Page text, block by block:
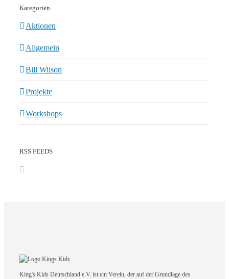
Kategorien
Aktionen
Allgemein
Bill Wilson
Projekte
Workshops
RSS FEEDS
King's Kids Deutschland e.V. ist ein Verein, der auf der Grundlage des